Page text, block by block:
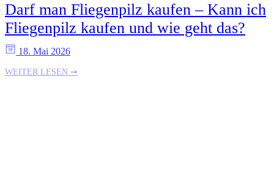
Darf man Fliegenpilz kaufen – Kann ich
Fliegenpilz kaufen und wie geht das?
18. Mai 2026
WEITER LESEN ➞